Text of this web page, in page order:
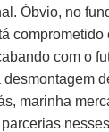
Óbvio, no
comprometido
com o
marinha